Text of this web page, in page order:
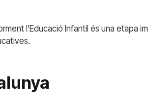
l’Educació Infantil és una etapa